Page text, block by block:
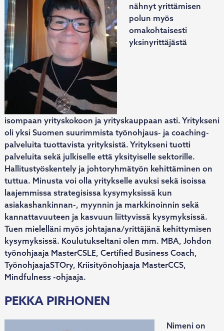
nähnyt yrittämisen
polun myös
omakohtaisesti
yksinyrittäjästä
isompaan yrityskokoon ja yrityskauppaan asti. Yritykseni
oli yksi Suomen suurimmista työnohjaus- ja coaching-
palveluita tuottavista yrityksistä. Yritykseni tuotti
palveluita sekä julkiselle että yksityiselle sektorille.
Hallitustyöskentely ja johtoryhmätyön kehittäminen on
tuttua. Minusta voi olla yritykselle avuksi sekä isoissa
laajemmissa strategisissa kysymyksissä kun
asiakashankinnan-, myynnin ja markkinoinnin sekä
kannattavuuteen ja kasvuun liittyvissä kysymyksissä.
Tuen mielelläni myös johtajana/yrittäjänä kehittymisen
kysymyksissä. Koulutukseltani olen mm. MBA, Johdon
työnohjaaja MasterCSLE, Certified Business Coach,
TyönohjaajaSTOry, Kriisityönohjaaja MasterCCS,
Mindfulness -ohjaaja.
PEKKA PIRHONEN
Nimeni on